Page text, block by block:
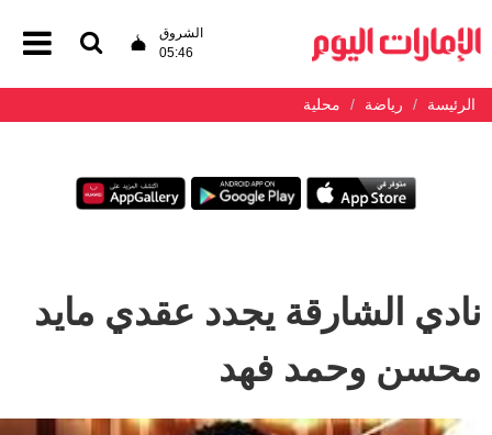
الشروق
05:46
الرئيسة رياضة محلية
نادي الشارقة يجدد عقدي مايد
محسن وحمد فهد